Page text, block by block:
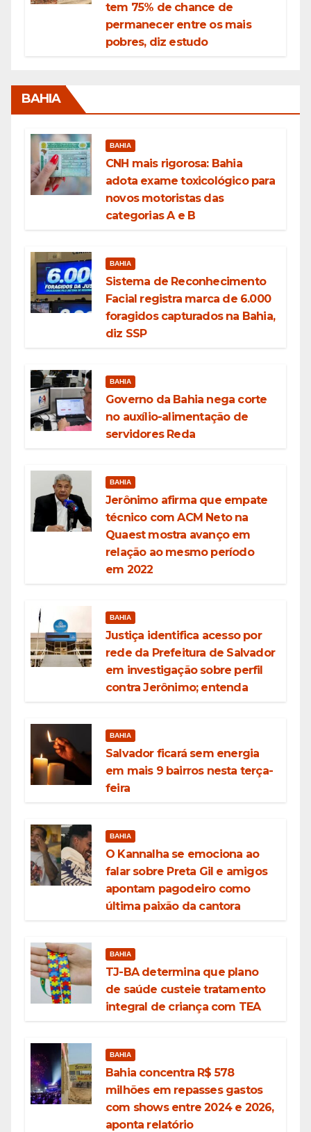
tem 75% de chance de
permanecer entre os mais
pobres, diz estudo
BAHIA
BAHIA
CNH mais rigorosa: Bahia
adota exame toxicológico para
novos motoristas das
categorias A e B
BAHIA
Sistema de Reconhecimento
Facial registra marca de 6.000
foragidos capturados na Bahia,
diz SSP
BAHIA
Governo da Bahia nega corte
no auxílio-alimentação de
servidores Reda
BAHIA
Jerônimo afirma que empate
técnico com ACM Neto na
Quaest mostra avanço em
relação ao mesmo período
em 2022
BAHIA
Justiça identifica acesso por
rede da Prefeitura de Salvador
em investigação sobre perfil
contra Jerônimo; entenda
BAHIA
Salvador ficará sem energia
em mais 9 bairros nesta terça-
feira
BAHIA
O Kannalha se emociona ao
falar sobre Preta Gil e amigos
apontam pagodeiro como
última paixão da cantora
BAHIA
TJ-BA determina que plano
de saúde custeie tratamento
integral de criança com TEA
BAHIA
Bahia concentra R$ 578
milhões em repasses gastos
com shows entre 2024 e 2026,
aponta relatório